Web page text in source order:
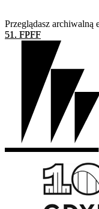
Przeglądasz archiwalną
51. FPFF